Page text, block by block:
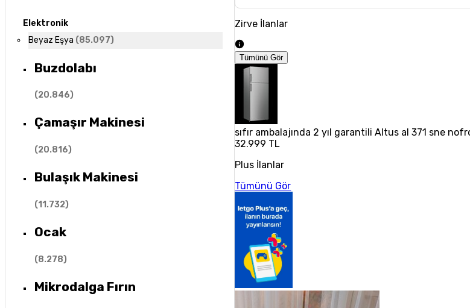
Elektronik
Beyaz Eşya (85.097)
Buzdolabı
(20.846)
Çamaşır Makinesi
(20.816)
Bulaşık Makinesi
(11.732)
Ocak
(8.278)
Mikrodalga Fırın
Zirve İlanlar
Tümünü Gör
sıfır ambalajında 2 yıl garantili Altus al 371 sne
32.999 TL
Plus İlanlar
Tümünü Gör